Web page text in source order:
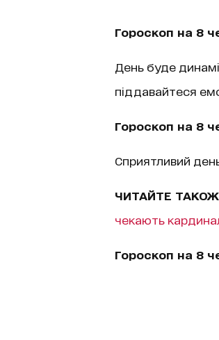
Гороскоп на 8
День буде
піддавайтеся
Гороскоп на 8
Сприятливий
ЧИТАЙТЕ
чекають
Гороскоп на 8